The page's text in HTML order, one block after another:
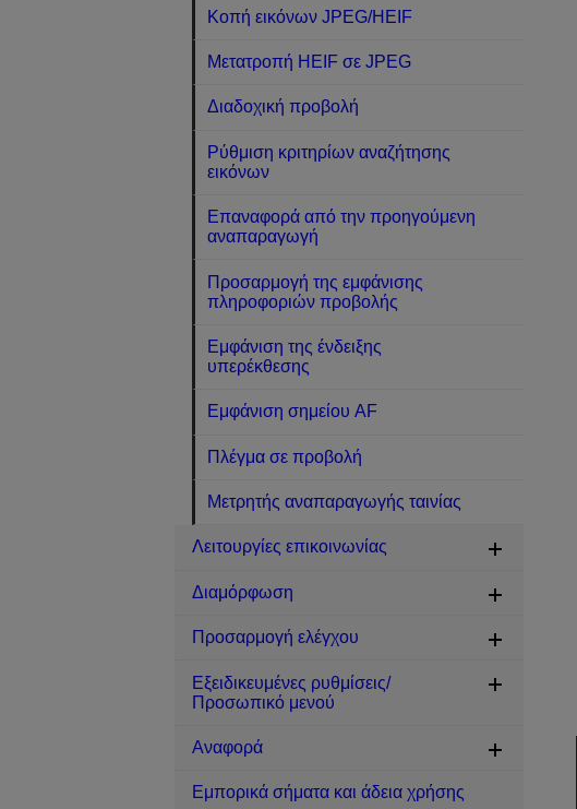
Κοπή εικόνων JPEG/HEIF
Μετατροπή HEIF σε JPEG
Διαδοχική προβολή
Ρύθμιση κριτηρίων αναζήτησης
εικόνων
Επαναφορά από την προηγούμενη
αναπαραγωγή
Προσαρμογή της εμφάνισης
πληροφοριών προβολής
Εμφάνιση της ένδειξης
υπερέκθεσης
Εμφάνιση σημείου AF
Πλέγμα σε προβολή
Μετρητής αναπαραγωγής ταινίας
Λειτουργίες επικοινωνίας
Διαμόρφωση
Προσαρμογή ελέγχου
Εξειδικευμένες ρυθμίσεις/
Προσωπικό μενού
Αναφορά
Εμπορικά σήματα και άδεια χρήσης